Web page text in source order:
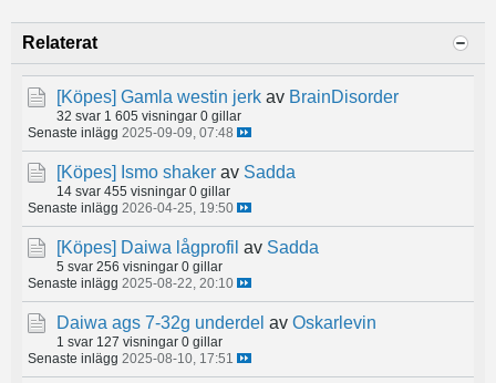
Relaterat
[Köpes] Gamla westin jerk av BrainDisorder
32 svar 1 605 visningar 0 gillar
Senaste inlägg 2025-09-09, 07:48
[Köpes] Ismo shaker av Sadda
14 svar 455 visningar 0 gillar
Senaste inlägg 2026-04-25, 19:50
[Köpes] Daiwa lågprofil av Sadda
5 svar 256 visningar 0 gillar
Senaste inlägg 2025-08-22, 20:10
Daiwa ags 7-32g underdel av Oskarlevin
1 svar 127 visningar 0 gillar
Senaste inlägg 2025-08-10, 17:51